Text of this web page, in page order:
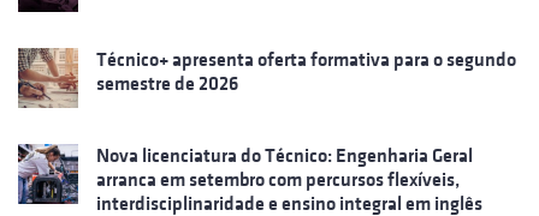
Técnico+ apresenta oferta formativa para o segundo
semestre de 2026
Nova licenciatura do Técnico: Engenharia Geral
arranca em setembro com percursos flexíveis,
interdisciplinaridade e ensino integral em inglês